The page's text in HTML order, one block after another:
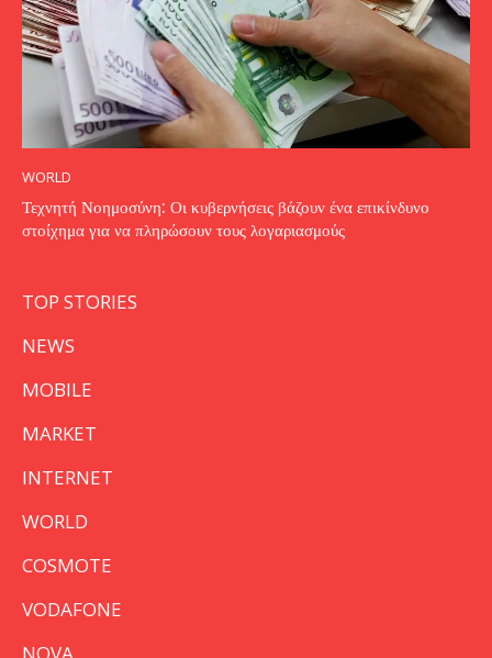
WORLD
Τεχνητή Νοημοσύνη: Οι κυβερνήσεις βάζουν ένα επικίνδυνο
στοίχημα για να πληρώσουν τους λογαριασμούς
TOP STORIES
NEWS
MOBILE
MARKET
INTERNET
WORLD
COSMOTE
VODAFONE
NOVA